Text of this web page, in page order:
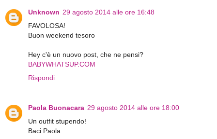
Unknown 29 agosto 2014 alle ore 16:48
FAVOLOSA!
Buon weekend tesoro
Hey c'è un nuovo post, che ne pensi?
BABYWHATSUP.COM
Rispondi
Paola Buonacara 29 agosto 2014 alle ore 18:00
Un outfit stupendo!
Baci Paola